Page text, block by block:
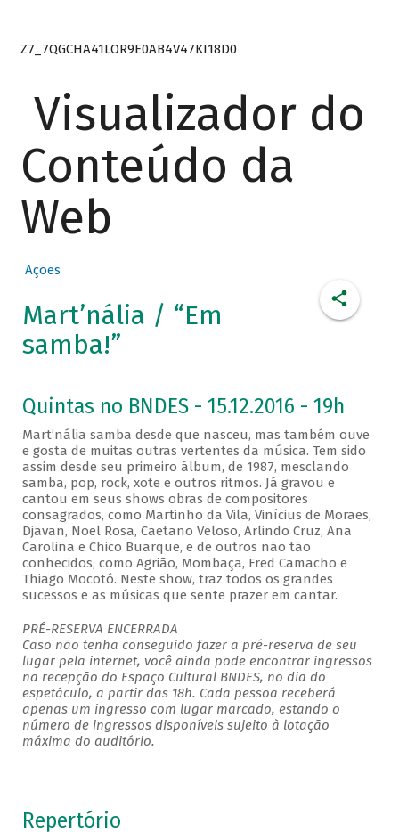
Z7_7QGCHA41LOR9E0AB4V47KI18D0
Visualizador do
Conteúdo da
Web
Ações
Mart’nália / “Em
samba!”
Quintas no BNDES - 15.12.2016 - 19h
Mart’nália samba desde que nasceu, mas também ouve
e gosta de muitas outras vertentes da música. Tem sido
assim desde seu primeiro álbum, de 1987, mesclando
samba, pop, rock, xote e outros ritmos. Já gravou e
cantou em seus shows obras de compositores
consagrados, como Martinho da Vila, Vinícius de Moraes,
Djavan, Noel Rosa, Caetano Veloso, Arlindo Cruz, Ana
Carolina e Chico Buarque, e de outros não tão
conhecidos, como Agrião, Mombaça, Fred Camacho e
Thiago Mocotó. Neste show, traz todos os grandes
sucessos e as músicas que sente prazer em cantar.
PRÉ-RESERVA ENCERRADA
Caso não tenha conseguido fazer a pré-reserva de seu
lugar pela internet, você ainda pode encontrar ingressos
na recepção do Espaço Cultural BNDES, no dia do
espetáculo, a partir das 18h. Cada pessoa receberá
apenas um ingresso com lugar marcado, estando o
número de ingressos disponíveis sujeito à lotação
máxima do auditório.
Repertório